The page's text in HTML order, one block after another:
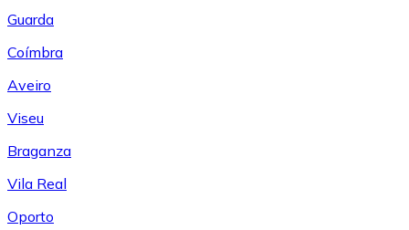
Guarda
Coímbra
Aveiro
Viseu
Braganza
Vila Real
Oporto